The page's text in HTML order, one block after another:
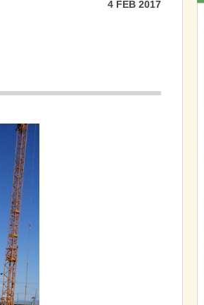
4 FEB 2017